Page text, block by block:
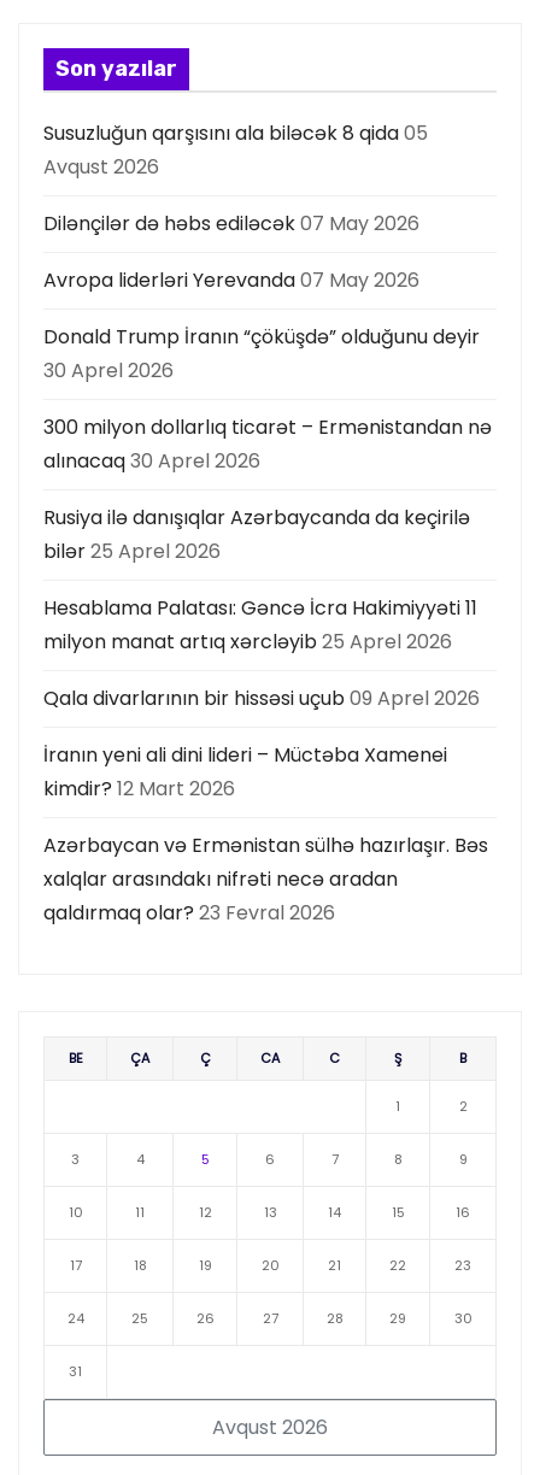
y
a
s
Son yazılar
Susuzluğun qarşısını ala biləcək 8 qida05
Avqust 2026
Dilənçilər də həbs ediləcək07 May 2026
Avropa liderləri Yerevanda07 May 2026
Donald Trump İranın “çöküşdə” olduğunu deyir
30 Aprel 2026
300 milyon dollarlıq ticarət – Ermənistandan nə
alınacaq30 Aprel 2026
Rusiya ilə danışıqlar Azərbaycanda da keçirilə
bilər25 Aprel 2026
Hesablama Palatası: Gəncə İcra Hakimiyyəti 11
milyon manat artıq xərcləyib25 Aprel 2026
Qala divarlarının bir hissəsi uçub09 Aprel 2026
İranın yeni ali dini lideri – Müctəba Xamenei
kimdir? 12 Mart 2026
Azərbaycan və Ermənistan sülhə hazırlaşır. Bəs
xalqlar arasındakı nifrəti necə aradan
qaldırmaq olar? 23 Fevral 2026
Avqust 2026
BE ÇA Ç CA C Ş B
1 2
3 4 5 6 7 8 9
10 11 12 13 14 15 16
17 18 19 20 21 22 23
24 25 26 27 28 29 30
31